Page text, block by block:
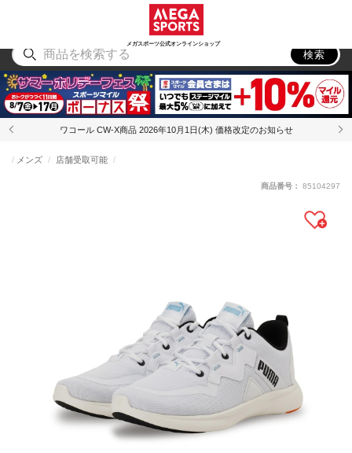
メガスポーツ公式オンラインショップ
アウトドア
検索
ワコール CW-X商品 2026年10月1日(木) 価格改定のお知らせ
メンズ 店舗受取可能
商品番号： 85104297